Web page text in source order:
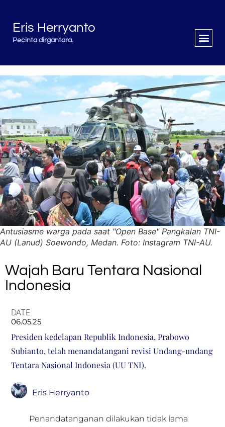
Eris Herryanto
Pecinta dirgantara.
Antusiasme warga pada saat "Open Base" Pangkalan TNI-
AU (Lanud) Soewondo, Medan. Foto: Instagram TNI-AU.
Wajah Baru Tentara Nasional
Indonesia
DATE
06.05.25
Presiden kedelapan Republik Indonesia, Prabowo
Subianto, telah menandatangani revisi Undang-undang
Tentara Nasional Indonesia (UU TNI).
Eris Herryanto
Penandatanganan dilakukan tidak lama